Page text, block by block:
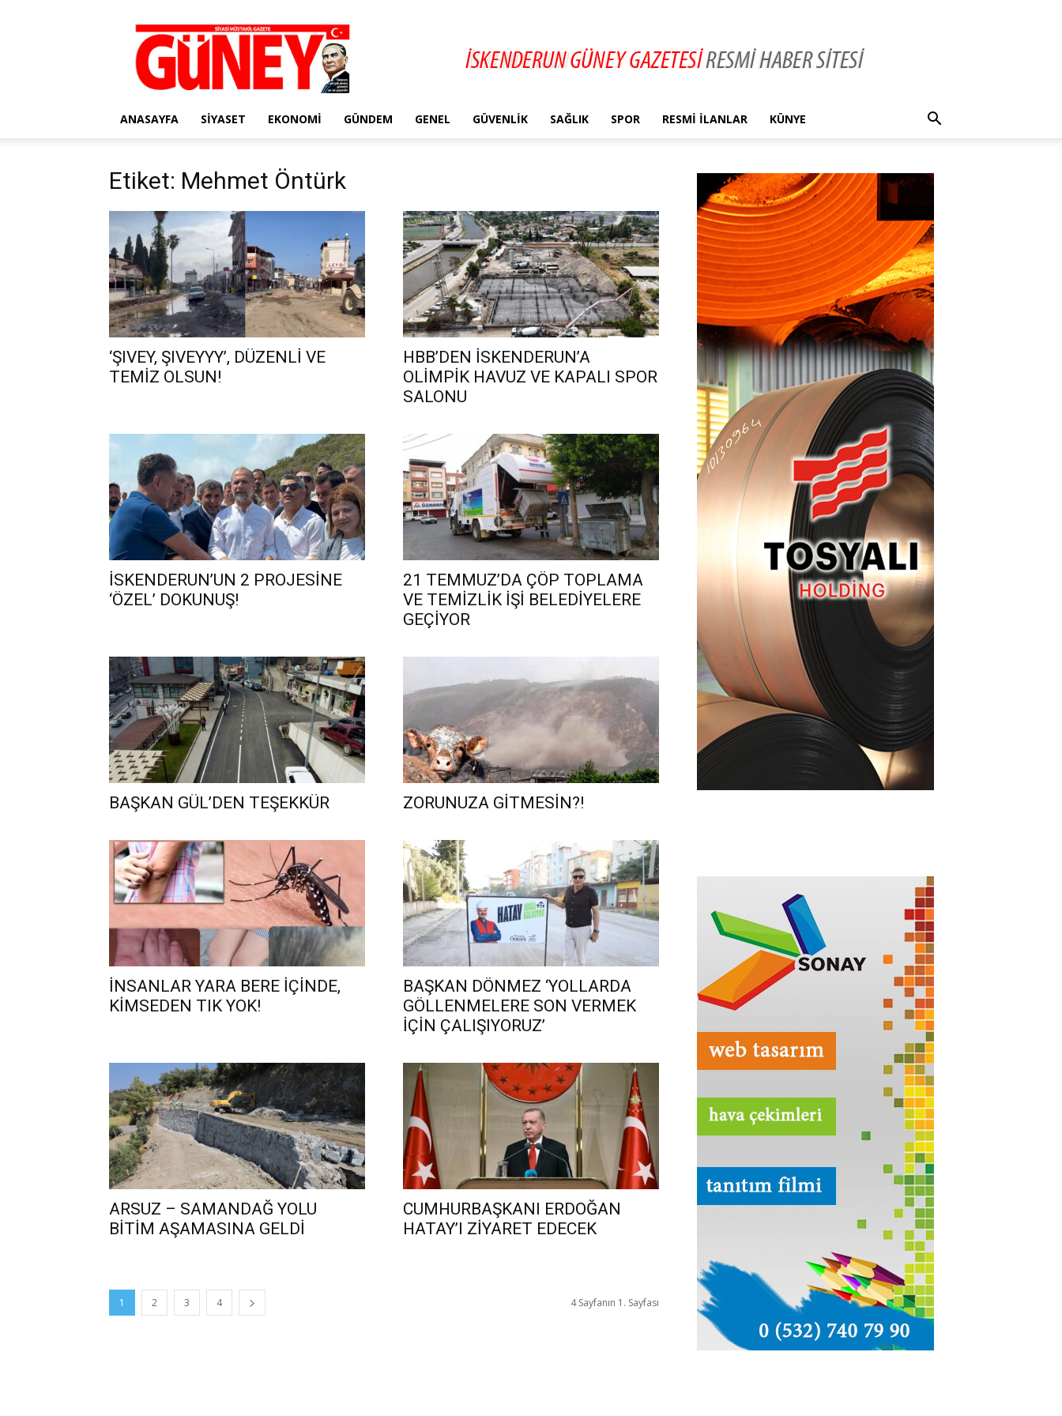
Gazete
Güney
ANASAYFA SIYASET EKONOMI GÜNDEM GENEL GÜVENLIK SAĞLIK SPOR RESMI İLANLAR KÜNYE
Etiket: Mehmet Öntürk
‘ŞIVEY, ŞIVEYYY’, DÜZENLİ VE
TEMİZ OLSUN!
HBB’DEN İSKENDERUN’A
OLİMPİK HAVUZ VE KAPALI SPOR
SALONU
İSKENDERUN’UN 2 PROJESİNE
‘ÖZEL’ DOKUNUŞ!
21 TEMMUZ’DA ÇÖP TOPLAMA
VE TEMİZLİK İŞİ BELEDİYELERE
GEÇİYOR
BAŞKAN GÜL’DEN TEŞEKKÜR ZORUNUZA GİTMESİN?!
İNSANLAR YARA BERE İÇİNDE,
KİMSEDEN TIK YOK!
BAŞKAN DÖNMEZ ‘YOLLARDA
GÖLLENMELERE SON VERMEK
İÇİN ÇALIŞIYORUZ’
ARSUZ – SAMANDAĞ YOLU
BİTİM AŞAMASINA GELDİ
CUMHURBAŞKANI ERDOĞAN
HATAY’I ZİYARET EDECEK
1 2 3 4 4 Sayfanın 1. Sayfası